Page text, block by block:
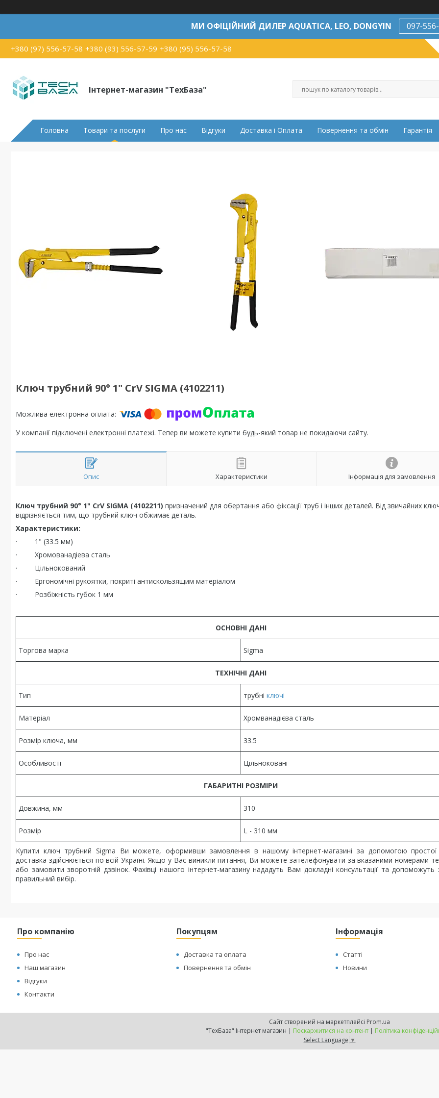
МИ ОФІЦІЙНИЙ ДИЛЕР AQUATICA, LEO, DONGYIN 097-
+380 (97) 556-57-58 +380 (93) 556-57-59 +380 (95) 556-57-58
Інтернет-магазин "ТехБаза"
Головна Товари та послуги Про нас Відгуки Доставка і Оплата Повернення та обмін Гарантія
Ключ трубний 90° 1" CrV SIGMA (4102211)
У компанії підключені електронні платежі. Тепер ви можете купити будь-який товар не покидаючи сайту.
Опис Характеристики Інформація для замовлення
Ключ трубний 90° 1" CrV SIGMA (4102211) призначений для обертання або фіксації труб і інших деталей. Від звичайних
відрізняється тим, що трубний ключ обжимає деталь.
Характеристики:
· 1" (33.5 мм)
· Хромованадіева сталь
· Цільнокований
· Ергономічні рукоятки, покриті антискользящим матеріалом
· Розбіжність губок 1 мм
ОСНОВНІ ДАНІ
Торгова марка Sigma
ТЕХНІЧНІ ДАНІ
Тип трубні ключі
Матеріал Хромванадієва сталь
Розмір ключа, мм 33.5
Особливості Цільноковані
ГАБАРИТНІ РОЗМІРИ
Довжина, мм 310
Розмір L - 310 мм
Купити ключ трубний Sigma Ви можете, оформивши замовлення в нашому інтернет-магазині за допомогою
доставка здійснюється по всій Україні. Якщо у Вас виникли питання, Ви можете зателефонувати за вказаними номерами
або замовити зворотній дзвінок. Фахівці нашого інтернет-магазину нададуть Вам докладні консультації та допоможуть
правильний вибір.
Про компанію
Про нас
Наш магазин
Відгуки
Контакти
Покупцям
Доставка та оплата
Повернення та обмін
Інформація
Статті
Новини
Сайт створений на маркетплейсі Prom.ua
"ТехБаза" Інтернет магазин | Поскаржитися на контент | Політика
Select Language ▼